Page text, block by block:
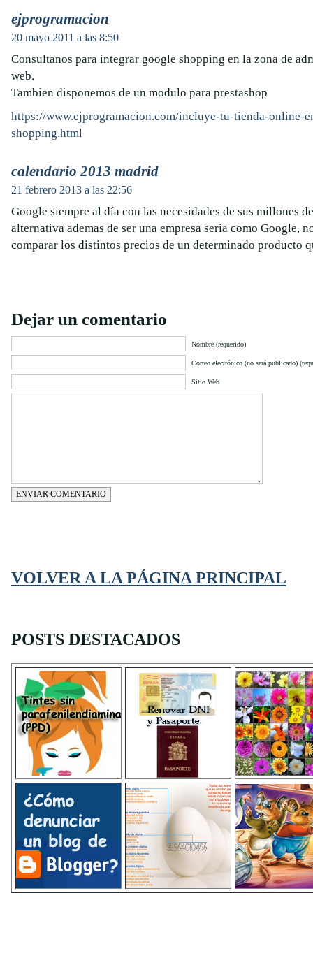
ejprogramacion
20 mayo 2011 a las 8:50
Consultanos para integrar google shopping en la zona de
web.
Tambien disponemos de un modulo para prestashop
https://www.ejprogramacion.com/incluye-tu-tienda-online-
shopping.html
calendario 2013 madrid
21 febrero 2013 a las 22:56
Google siempre al día con las necesidades de sus millones
alternativa ademas de ser una empresa seria como Google,
comparar los distintos precios de un determinado producto
Dejar un comentario
Nombre (requerido)
Correo electrónico (no será publicado)
Sitio Web
ENVIAR COMENTARIO
VOLVER A LA PÁGINA PRINCIPAL
POSTS DESTACADOS